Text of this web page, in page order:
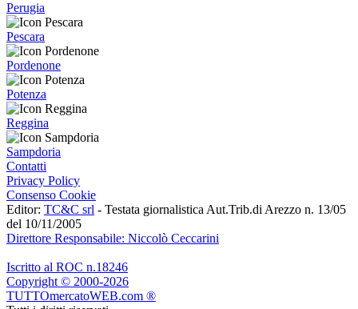
Perugia
Pescara
Pordenone
Potenza
Reggina
Sampdoria
Contatti
Privacy Policy
Consenso Cookie
Editor: TC&C srl - Testata giornalistica Aut.Trib.di Arezzo n. 13/05
del 10/11/2005
Direttore Responsabile: Niccolò Ceccarini
Iscritto al ROC n.18246
Copyright © 2000-2026
TUTTOmercatoWEB.com ®